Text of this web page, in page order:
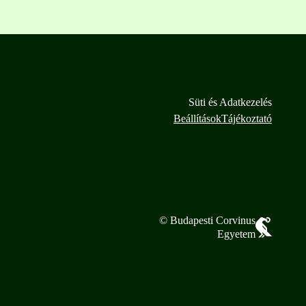
Süti és Adatkezelés
BeállításokTájékoztató
© Budapesti Corvinus
Egyetem